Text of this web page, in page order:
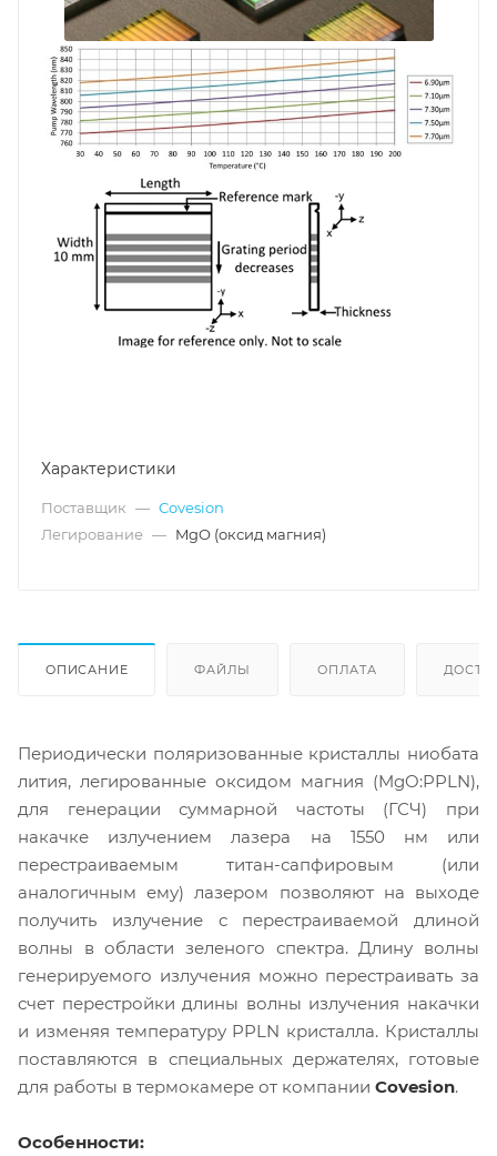
Характеристики
Поставщик — Covesion
Легирование — MgO (оксид магния)
ОПИСАНИЕ ФАЙЛЫ ОПЛАТА
Периодически поляризованные кристаллы ниобата
лития, легированные оксидом магния (MgO:PPLN),
для генерации суммарной частоты (ГСЧ) при
накачке излучением лазера на 1550 нм или
перестраиваемым титан-сапфировым (или
аналогичным ему) лазером позволяют на выходе
получить излучение с перестраиваемой длиной
волны в области зеленого спектра. Длину волны
генерируемого излучения можно перестраивать за
счет перестройки длины волны излучения накачки
и изменяя температуру PPLN кристалла. Кристаллы
поставляются в специальных держателях, готовые
для работы в термокамере от компании Covesion.
Особенности: